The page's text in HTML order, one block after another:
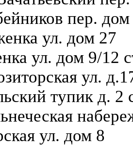
пер.
ул. дом 27
ул. дом 9/12
ул.
тупик д. 2
ул. дом 8